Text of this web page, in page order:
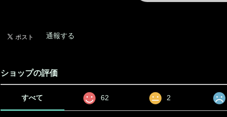
通報する
ショップの評価
すべて 62 2